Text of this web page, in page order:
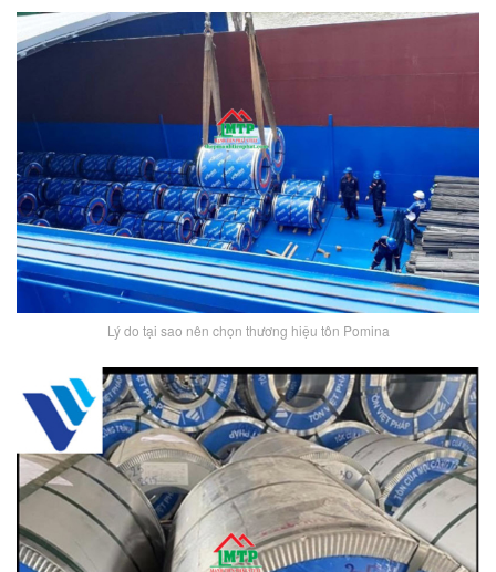
Lý do tại sao nên chọn thương hiệu tôn Pomina